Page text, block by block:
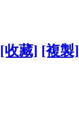
[收藏] [複製]